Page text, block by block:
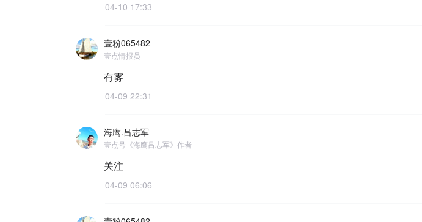
04-10 17:33
壹粉065482
壹点情报员
有雾
04-09 22:31
海鹰.吕志军
壹点号《海鹰吕志军》作者
关注
04-09 06:06